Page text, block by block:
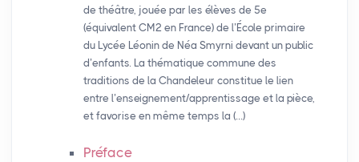
de théâtre, jouée par les élèves de 5e
(équivalent CM2 en France) de l’École primaire
du Lycée Léonin de Néa Smyrni devant un public
d’enfants. La thématique commune des
traditions de la Chandeleur constitue le lien
entre l’enseignement/apprentissage et la pièce,
et favorise en même temps la (…)
Préface